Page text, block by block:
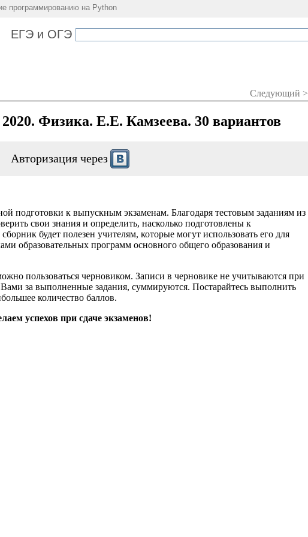
программированию на Python
ЕГЭ и ОГЭ
Следующий >
Физика. Е.Е. Камзеева. 30 вариантов
Авторизация через
подготовки к выпускным экзаменам. Благодаря тестовым заданиям из
свои знания и определить, насколько подготовлены к
будет полезен учителям, которые могут использовать его для
образовательных программ основного общего образования и
пользоваться черновиком. Записи в черновике не учитываются при
за выполненные задания, суммируются. Постарайтесь выполнить
количество баллов.
успехов при сдаче экзаменов!